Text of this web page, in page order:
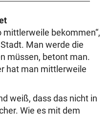
mittlerweile bekommen“,
Man werde die
müssen, betont man.
hat man mittlerweile
weiß, dass das nicht in
Wie es mit dem